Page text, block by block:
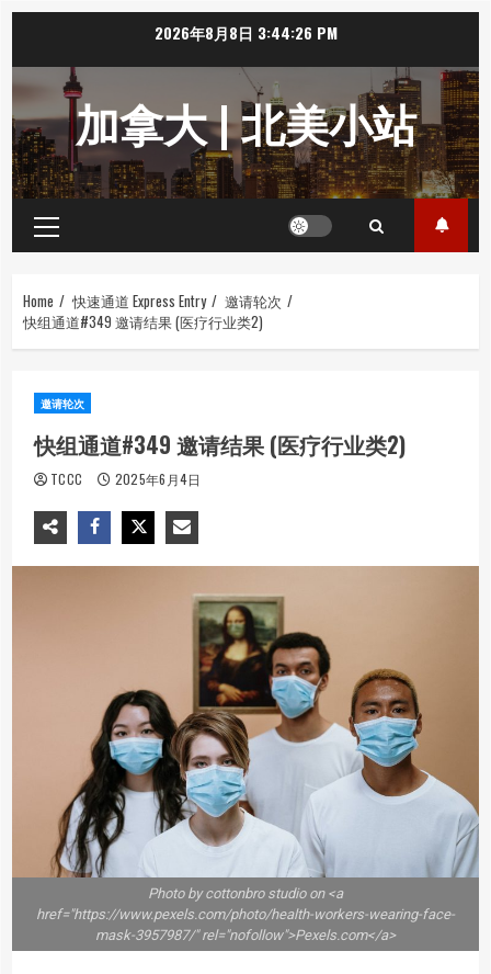
content
2026年8月8日 3:44:26 PM
加拿大 | 北美小站
Primary
Menu
Home 快速通道 Express Entry
邀请轮次
快组通道#349 邀请结果 (医疗行业类2)
邀请轮次
快组通道#349 邀请结果 (医疗行业类2)
TCCC 2025年6月4日
Photo by cottonbro studio on <a
href="https://www.pexels.com/photo/health-workers-wearing-face-
mask-3957987/" rel="nofollow">Pexels.com</a>